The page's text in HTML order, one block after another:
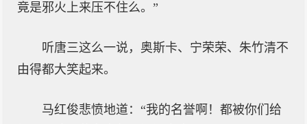
竟是邪火上来压不住么。”
听唐三这么一说，奥斯卡、宁荣荣、朱竹清不
由得都大笑起来。
马红俊悲愤地道：“我的名誉啊！都被你们给